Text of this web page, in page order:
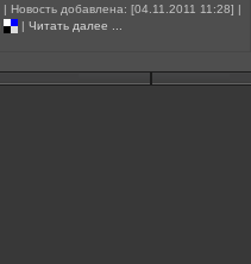
| Новость добавлена: [04.11.2011 11:28] |
| Читать далее ...